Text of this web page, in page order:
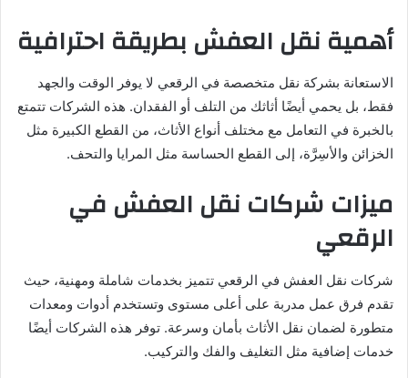
أهمية نقل العفش بطريقة احترافية
الاستعانة بشركة نقل متخصصة في الرقعي لا يوفر الوقت والجهد
فقط، بل يحمي أيضًا أثاثك من التلف أو الفقدان. هذه الشركات تتمتع
بالخبرة في التعامل مع مختلف أنواع الأثاث، من القطع الكبيرة مثل
الخزائن والأسِرَّة، إلى القطع الحساسة مثل المرايا والتحف.
ميزات شركات نقل العفش في
الرقعي
شركات نقل العفش في الرقعي تتميز بخدمات شاملة ومهنية، حيث
تقدم فرق عمل مدربة على أعلى مستوى وتستخدم أدوات ومعدات
متطورة لضمان نقل الأثاث بأمان وسرعة. توفر هذه الشركات أيضًا
خدمات إضافية مثل التغليف والفك والتركيب.